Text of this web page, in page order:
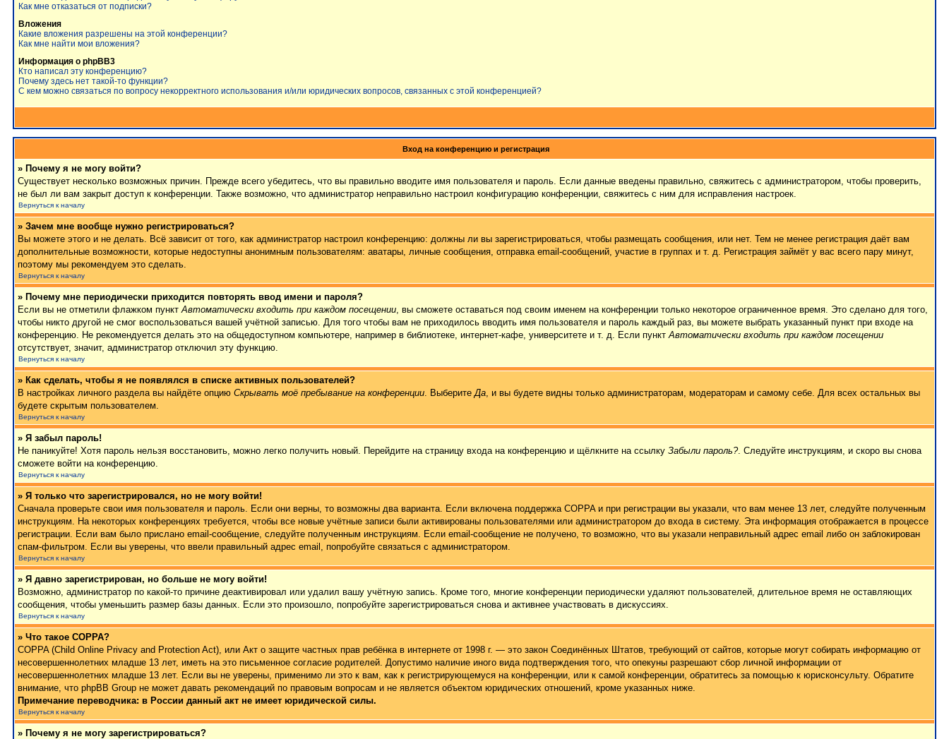
Как мне отказаться от подписки?
Вложения
Какие вложения разрешены на этой конференции?
Как мне найти мои вложения?
Информация о phpBB3
Кто написал эту конференцию?
Почему здесь нет такой-то функции?
С кем можно связаться по вопросу некорректного использования и/или юридических вопросов, связанных с этой конференцией?
Вход на конференцию и регистрация
» Почему я не могу войти?
Существует несколько возможных причин. Прежде всего убедитесь, что вы правильно вводите имя пользователя и пароль. Если данные введены правильно, свяжитесь с администратором, чтобы проверить,
не был ли вам закрыт доступ к конференции. Также возможно, что администратор неправильно настроил конфигурацию конференции, свяжитесь с ним для исправления настроек.
Вернуться к началу
» Зачем мне вообще нужно регистрироваться?
Вы можете этого и не делать. Всё зависит от того, как администратор настроил конференцию: должны ли вы зарегистрироваться, чтобы размещать сообщения, или нет. Тем не менее регистрация даёт вам
дополнительные возможности, которые недоступны анонимным пользователям: аватары, личные сообщения, отправка email-сообщений, участие в группах и т. д. Регистрация займёт у вас всего пару минут,
поэтому мы рекомендуем это сделать.
Вернуться к началу
» Почему мне периодически приходится повторять ввод имени и пароля?
Если вы не отметили флажком пунктАвтоматически входить при каждом посещении, вы сможете оставаться под своим именем на конференции только некоторое ограниченное время. Это сделано для того,
чтобы никто другой не смог воспользоваться вашей учётной записью. Для того чтобы вам не приходилось вводить имя пользователя и пароль каждый раз, вы можете выбрать указанный пункт при входе на
конференцию. Не рекомендуется делать это на общедоступном компьютере, например в библиотеке, интернет-кафе, университете и т. д. Если пунктАвтоматически входить при каждом посещении
отсутствует, значит, администратор отключил эту функцию.
Вернуться к началу
» Как сделать, чтобы я не появлялся в списке активных пользователей?
В настройках личного раздела вы найдёте опцию Скрывать моё пребывание на конференции. ВыберитеДа, и вы будете видны только администраторам, модераторам и самому себе. Для всех остальных вы
будете скрытым пользователем.
Вернуться к началу
» Я забыл пароль!
Не паникуйте! Хотя пароль нельзя восстановить, можно легко получить новый. Перейдите на страницу входа на конференцию и щёлкните на ссылку Забыли пароль?. Следуйте инструкциям, и скоро вы снова
сможете войти на конференцию.
Вернуться к началу
» Я только что зарегистрировался, но не могу войти!
Сначала проверьте свои имя пользователя и пароль. Если они верны, то возможны два варианта. Если включена поддержка COPPA и при регистрации вы указали, что вам менее 13 лет, следуйте полученным
инструкциям. На некоторых конференциях требуется, чтобы все новые учётные записи были активированы пользователями или администратором до входа в систему. Эта информация отображается в процессе
регистрации. Если вам было прислано email-сообщение, следуйте полученным инструкциям. Если email-сообщение не получено, то возможно, что вы указали неправильный адрес email либо он заблокирован
спам-фильтром. Если вы уверены, что ввели правильный адрес email, попробуйте связаться с администратором.
Вернуться к началу
» Я давно зарегистрирован, но больше не могу войти!
Возможно, администратор по какой-то причине деактивировал или удалил вашу учётную запись. Кроме того, многие конференции периодически удаляют пользователей, длительное время не оставляющих
сообщения, чтобы уменьшить размер базы данных. Если это произошло, попробуйте зарегистрироваться снова и активнее участвовать в дискуссиях.
Вернуться к началу
» Что такое COPPA?
COPPA (Child Online Privacy and Protection Act), или Акт о защите частных прав ребёнка в интернете от 1998 г. — это закон Соединённых Штатов, требующий от сайтов, которые могут собирать информацию от
несовершеннолетних младше 13 лет, иметь на это письменное согласие родителей. Допустимо наличие иного вида подтверждения того, что опекуны разрешают сбор личной информации от
несовершеннолетних младше 13 лет. Если вы не уверены, применимо ли это к вам, как к регистрирующемуся на конференции, или к самой конференции, обратитесь за помощью к юрисконсульту. Обратите
внимание, что phpBB Group не может давать рекомендаций по правовым вопросам и не является объектом юридических отношений, кроме указанных ниже.
Примечание переводчика: в России данный акт не имеет юридической силы.
Вернуться к началу
» Почему я не могу зарегистрироваться?